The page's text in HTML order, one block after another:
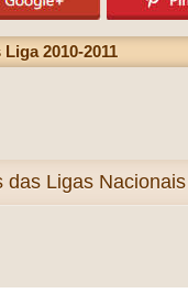
2010-2011
Ligas